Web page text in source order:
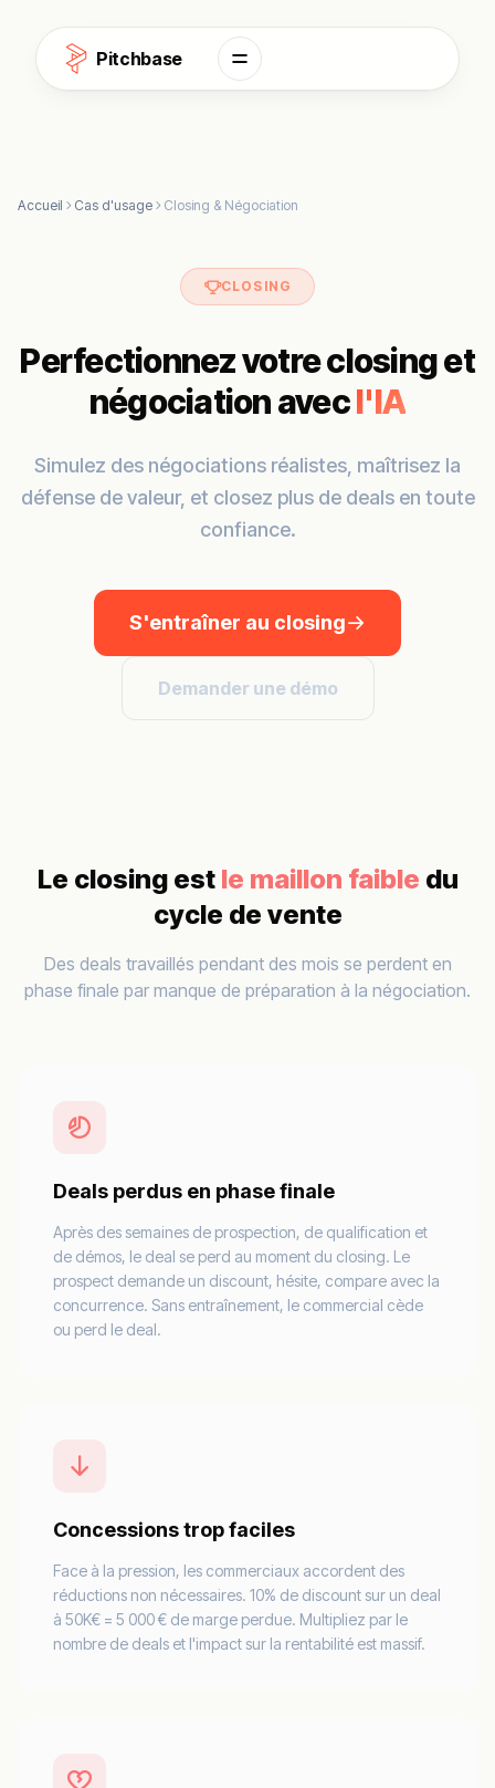
Aller au contenu
Pitchbase
Accueil Cas d'usage Closing & Négociation
CLOSING
Perfectionnez votre closing et
négociation avecl'IA
Simulez des négociations réalistes, maîtrisez la
défense de valeur, et closez plus de deals en toute
confiance.
S'entraîner au closing
Demander une démo
Le closing est le maillon faible du
cycle de vente
Des deals travaillés pendant des mois se perdent en
phase finale par manque de préparation à la négociation.
Deals perdus en phase finale
Après des semaines de prospection, de qualification et
de démos, le deal se perd au moment du closing. Le
prospect demande un discount, hésite, compare avec la
concurrence. Sans entraînement, le commercial cède
ou perd le deal.
Concessions trop faciles
Face à la pression, les commerciaux accordent des
réductions non nécessaires. 10% de discount sur un deal
à 50K€ = 5 000 € de marge perdue. Multipliez par le
nombre de deals et l'impact sur la rentabilité est massif.